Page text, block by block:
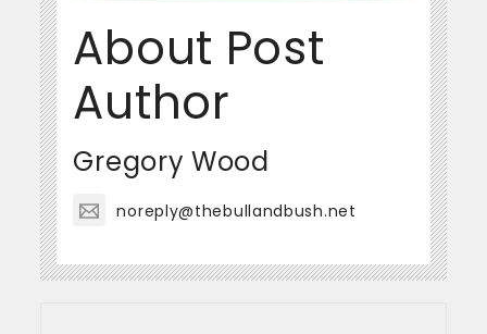
About Post
Author
Gregory Wood
noreply@thebullandbush.net